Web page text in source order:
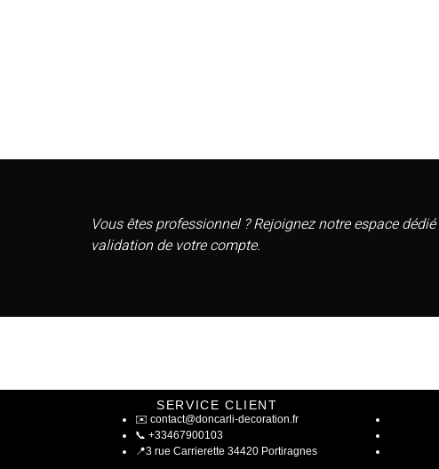
Vous êtes professionnel ? Rejoignez notre espace
validation de votre compte.
SERVICE CLIENT
✉️ contact@doncarli-decoration.fr
📞 +33467900103
📍3 rue Carrierette 34420 Portiragnes